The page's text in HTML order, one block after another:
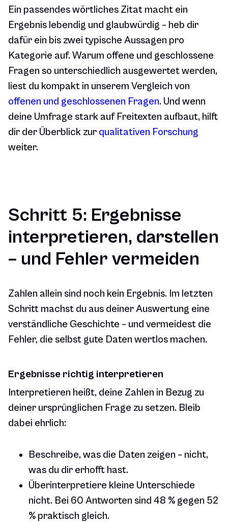
Ein passendes wörtliches Zitat macht ein
Ergebnis lebendig und glaubwürdig – heb dir
dafür ein bis zwei typische Aussagen pro
Kategorie auf. Warum offene und geschlossene
Fragen so unterschiedlich ausgewertet werden,
liest du kompakt in unserem Vergleich von
offenen und geschlossenen Fragen. Und wenn
deine Umfrage stark auf Freitexten aufbaut, hilft
dir der Überblick zur qualitativen Forschung
weiter.
Schritt 5: Ergebnisse
interpretieren, darstellen
– und Fehler vermeiden
Zahlen allein sind noch kein Ergebnis. Im letzten
Schritt machst du aus deiner Auswertung eine
verständliche Geschichte – und vermeidest die
Fehler, die selbst gute Daten wertlos machen.
Ergebnisse richtig interpretieren
Interpretieren heißt, deine Zahlen in Bezug zu
deiner ursprünglichen Frage zu setzen. Bleib
dabei ehrlich:
Beschreibe, was die Daten zeigen – nicht,
was du dir erhofft hast.
Überinterpretiere kleine Unterschiede
nicht. Bei 60 Antworten sind 48 % gegen 52
% praktisch gleich.